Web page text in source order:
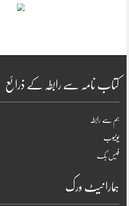
کتاب نامہ سے رابطہ کے ذرائع
ہم سے رابطہ
یوٹیوب
فیس بک
ہمارا نیٹ ورک